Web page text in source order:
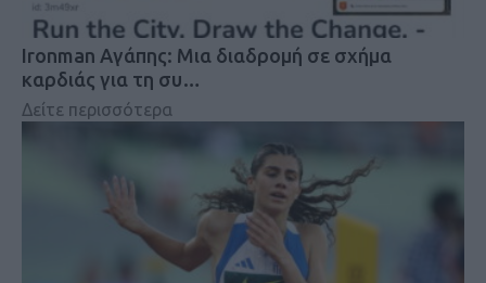
Ironman Αγάπης: Μια διαδρομή σε σχήμα
καρδιάς για τη συ…
Δείτε περισσότερα